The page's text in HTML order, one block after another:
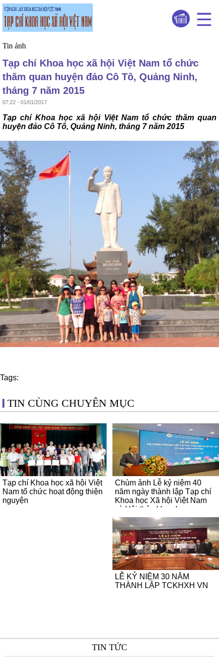
Tin ảnh
Tạp chí Khoa học xã hội Việt Nam tổ chức
thăm quan huyện đảo Cô Tô, Quảng Ninh,
tháng 7 năm 2015
07:22 - 01/01/2017
Tạp chí Khoa học xã hội Việt Nam tổ chức thăm quan
huyện đảo Cô Tô, Quảng Ninh, tháng 7 năm 2015
Tags:
TIN CÙNG CHUYÊN MỤC
Chùm ảnh Lễ kỷ niệm 40
năm ngày thành lập Tạp chí
Khoa học Xã hội Việt Nam
và Hội thảo khoa học
Tạp chí Khoa học xã hội Việt
Nam tổ chức hoạt động thiện
nguyện
LỄ KỶ NIỆM 30 NĂM
THÀNH LẬP TCKHXH VN
TIN TỨC